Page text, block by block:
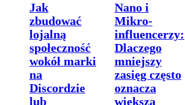
Jak
zbudować
lojalną
społeczność
wokół marki
na
Discordzie
lub
Nano i
Mikro-
influencerzy:
Dlaczego
mniejszy
zasięg często
oznacza
większą